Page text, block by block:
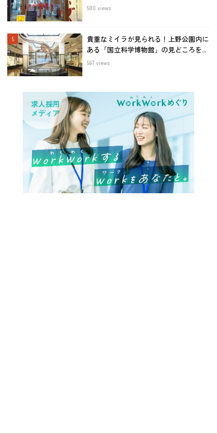
580 views
貴重なミイラが見られる！上野公園内に
ある「国立科学博物館」の見どころを...
567 views